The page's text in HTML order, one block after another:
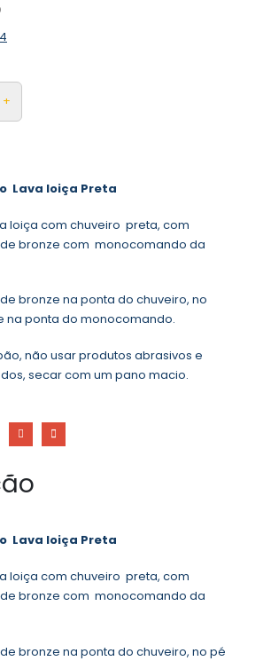
+
Lava loiça Preta
loiça com chuveiro preta, com
bronze com monocomando da
bronze na ponta do chuveiro, no
na ponta do monocomando.
não usar produtos abrasivos e
secar com um pano macio.
Lava loiça Preta
loiça com chuveiro preta, com
bronze com monocomando da
bronze na ponta do chuveiro, no pé